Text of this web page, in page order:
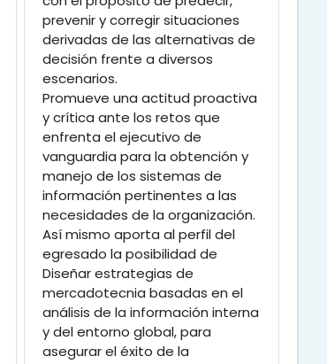
prevenir y corregir situaciones
derivadas de las alternativas de
decisión frente a diversos
escenarios.
Promueve una actitud proactiva
y crítica ante los retos que
enfrenta el ejecutivo de
vanguardia para la obtención y
manejo de los sistemas de
información pertinentes a las
necesidades de la organización.
Así mismo aporta al perfil del
egresado la posibilidad de
Diseñar estrategias de
mercadotecnia basadas en el
análisis de la información interna
y del entorno global, para
asegurar el éxito de la